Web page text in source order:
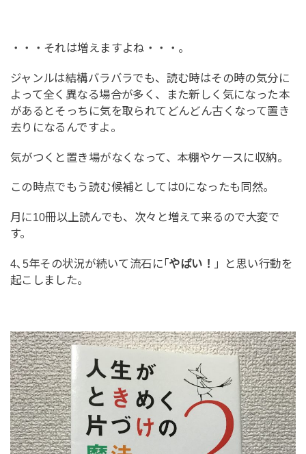
・・・それは増えますよね・・・。
ジャンルは結構バラバラでも、読む時はその時の気分に
よって全く異なる場合が多く、また新しく気になった本
があるとそっちに気を取られてどんどん古くなって置き
去りになるんですよ。
気がつくと置き場がなくなって、本棚やケースに収納。
この時点でもう読む候補としては0になったも同然。
月に10冊以上読んでも、次々と増えて来るので大変で
す。
4､5年その状況が続いて流石に｢やばい！ 」と思い行動を
起こしました。